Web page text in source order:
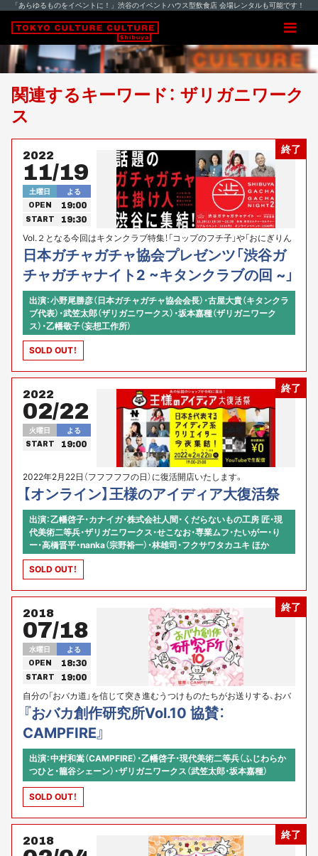
「あらゆるものをイベントに！」渋谷のイベントハウス型飲食店 会場レンタルも可能です！
関連するキーワード： ザリガニワーク
ス
終了
2022
11/19
土曜日 よる
OPEN 19:00
START 19:30
Vol.２となる今回はキタンクラブ特集！「コップのフチ子」や「おにぎりん
具」で業界の常識を覆し続ける稀有なメーカー。その成り立ちやヒット
商品、理念を紹介致します。
日本ガチャガチャ協会プレゼンツ「渋谷ガ
チャガチャナイト2 ~キタンクラブの回 ~」
出演：小野尾勝彦（日本ガチャガチャ協会会長）・古屋大貴（キタンクラ
ブ代表）・武笠太郎（ザリガニワークス）・坂本嘉種（ザリガニワーク
ス）・乙幡敬子（妄想工作所）
SOLD OUT！
終了
2022
02/22
火曜日 よる
START 19:00
2022年2月22日（フフフフフの日）に復活開店いたします。
【オンライン】王様のアイディア大復活祭
出演：乙幡啓子・カナイガ・株式会社人間・くだらないもの工房 匠・現
代美術二等兵・ザリガニワークス・せこなお・専業ムフ・たいがー・り
ー・高橋晋平・nanka（宗野裕一）・林雄司・フクサワタカユキ ほか
SOLD OUT！
終了
2018
07/18
水曜日 よる
OPEN 18:30
START 19:00
自分の「おバカ道」を信じて突き進むうつけものたちがお送りする、おバ
カのものづくり最前線！是非その目でお確かめください。
『おバカ創作研究所Vol.10 協賛：
CAMPFIRE』
出演：中村和嵩（CAMPFIRE）・乙幡啓子・現代美術二等兵（ふじわらか
つひと・籠谷シェーン）・ザリガニワークス（武笠太郎・坂本嘉種）
SOLD OUT！
終了
2018